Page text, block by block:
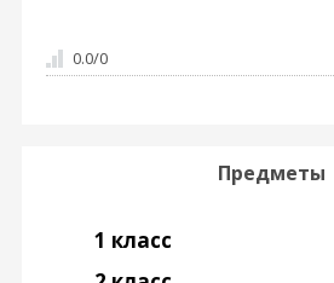
0.0/0
Предметы
1 класс